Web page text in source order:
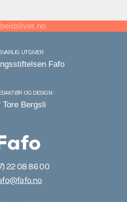
22 08 86 00
UTGIVER:
Fafo
OG DESIGN:
Tore Bergsli